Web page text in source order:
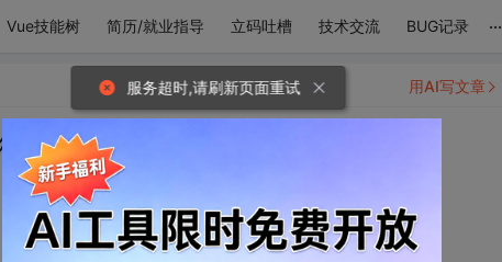
Vue技能树 简历/就业指导 立码吐槽 技术交流 BUG记录 ...
。
用AI写文章
服务超时,请刷新页面重试